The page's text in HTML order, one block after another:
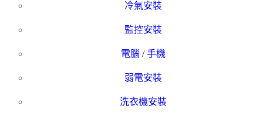
冷氣安裝
監控安裝
電腦 / 手機
弱電安裝
洗衣機安裝